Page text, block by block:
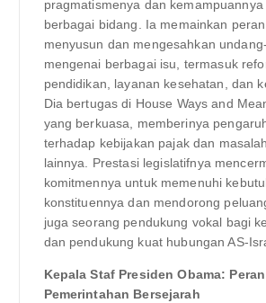
pragmatismenya dan
berbagai bidang. Ia memainkan
menyusun dan mengesahkan
mengenai berbagai isu, termasuk
pendidikan, layanan kesehatan, dan
Dia bertugas di House Ways and
yang berkuasa, memberinya
terhadap kebijakan pajak dan
lainnya. Prestasi legislatifnya
komitmennya untuk memenuhi
konstituennya dan mendorong
juga seorang pendukung vokal bagi
dan pendukung kuat hubungan AS-
Kepala Staf Presiden Obama:
Pemerintahan Bersejarah